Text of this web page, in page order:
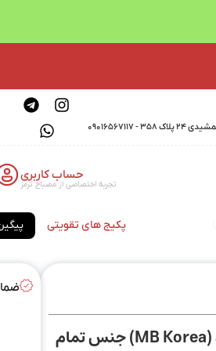
حساب کاربری
تجربه اختصاصی از مصباح ترمز
پکیج های تقویتی
لنت ترمز جلو تویوتا راوفور (Rav4) برند ام بی کره (MB Korea) جنس تمام